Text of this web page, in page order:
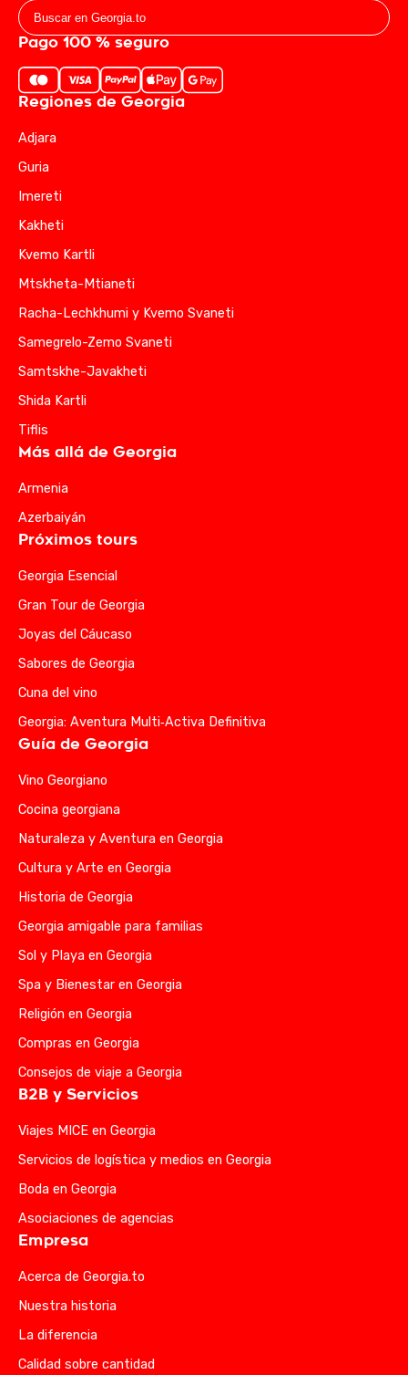
Pago 100 % seguro
Regiones de Georgia
Adjara
Guria
Imereti
Kakheti
Kvemo Kartli
Mtskheta-Mtianeti
Racha-Lechkhumi y Kvemo Svaneti
Samegrelo-Zemo Svaneti
Samtskhe-Javakheti
Shida Kartli
Tiflis
Más allá de Georgia
Armenia
Azerbaiyán
Próximos tours
Georgia Esencial
Gran Tour de Georgia
Joyas del Cáucaso
Sabores de Georgia
Cuna del vino
Georgia: Aventura Multi‑Activa Definitiva
Guía de Georgia
Vino Georgiano
Cocina georgiana
Naturaleza y Aventura en Georgia
Cultura y Arte en Georgia
Historia de Georgia
Georgia amigable para familias
Sol y Playa en Georgia
Spa y Bienestar en Georgia
Religión en Georgia
Compras en Georgia
Consejos de viaje a Georgia
B2B y Servicios
Viajes MICE en Georgia
Servicios de logística y medios en Georgia
Boda en Georgia
Asociaciones de agencias
Empresa
Acerca de Georgia.to
Nuestra historia
La diferencia
Calidad sobre cantidad